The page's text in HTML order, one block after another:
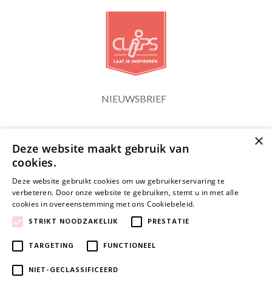
NIEUWSBRIEF
×
Deze website maakt gebruik van
cookies.
Deze website gebruikt cookies om uw gebruikerservaring te
verbeteren. Door onze website te gebruiken, stemt u in met alle
cookies in overeenstemming met ons Cookiebeleid.
STRIKT NOODZAKELIJK
PRESTATIE
TARGETING
FUNCTIONEEL
NIET-GECLASSIFICEERD